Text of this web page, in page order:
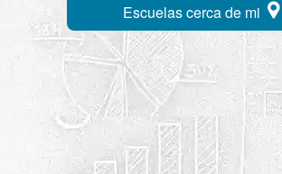
Escuelas cerca de mi